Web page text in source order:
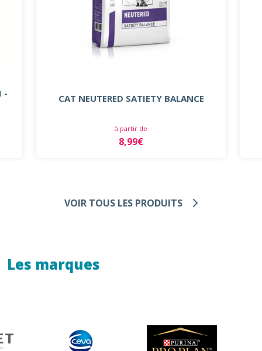
- CAT NEUTERED SATIETY BALANCE
à partir de
8,99€
VOIR TOUS LES PRODUITS
Les marques